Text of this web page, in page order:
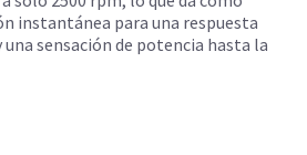
instantánea para una respuesta
sensación de potencia hasta la